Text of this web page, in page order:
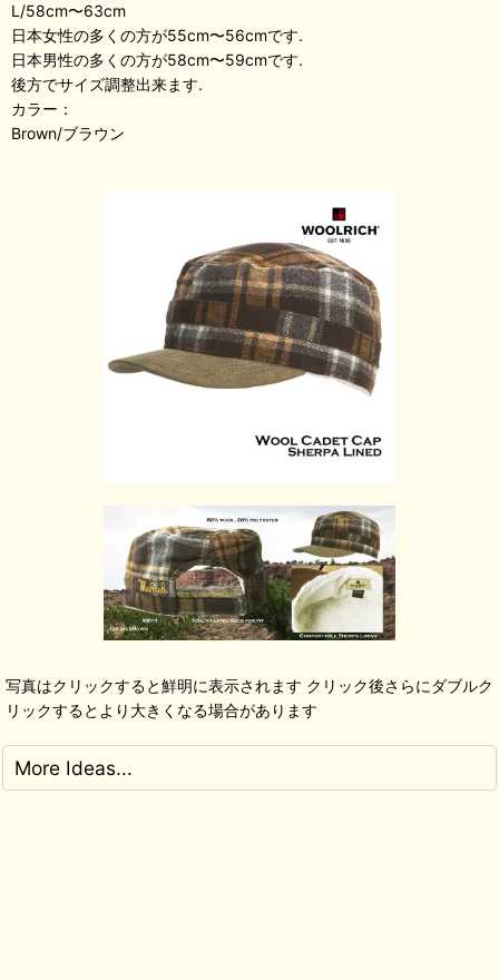
L/58cm〜63cm
日本女性の多くの方が55cm〜56cmです.
日本男性の多くの方が58cm〜59cmです.
後方でサイズ調整出来ます.
カラー：
Brown/ブラウン
写真はクリックすると鮮明に表示されます クリック後さらにダブルク
リックするとより大きくなる場合があります
More Ideas...